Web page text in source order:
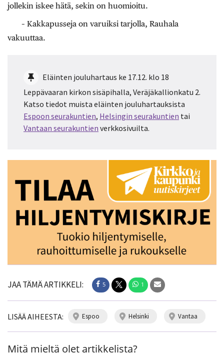
jollekin iskee hätä, sekin on huomioitu.
– Kakkapusseja on varuiksi tarjolla, Rauhala
vakuuttaa.
Eläinten jouluhartaus ke 17.12. klo 18
Leppävaaran kirkon sisäpihalla, Veräjäkallionkatu 2.
Katso tiedot muista eläinten jouluhartauksista
Espoon seurakuntien, Helsingin seurakuntien tai
Vantaan seurakuntien verkkosivuilta.
JAA TÄMÄ ARTIKKELI: 5 1
LISÄÄ AIHEESTA: espoo helsinki vantaa
Mitä mieltä olet artikkelista?